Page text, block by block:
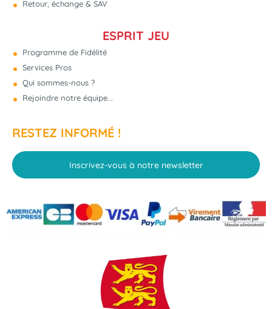
Retour, échange & SAV
ESPRIT JEU
Programme de Fidélité
Services Pros
Qui sommes-nous ?
Rejoindre notre équipe...
RESTEZ INFORMÉ !
Inscrivez-vous à notre newsletter